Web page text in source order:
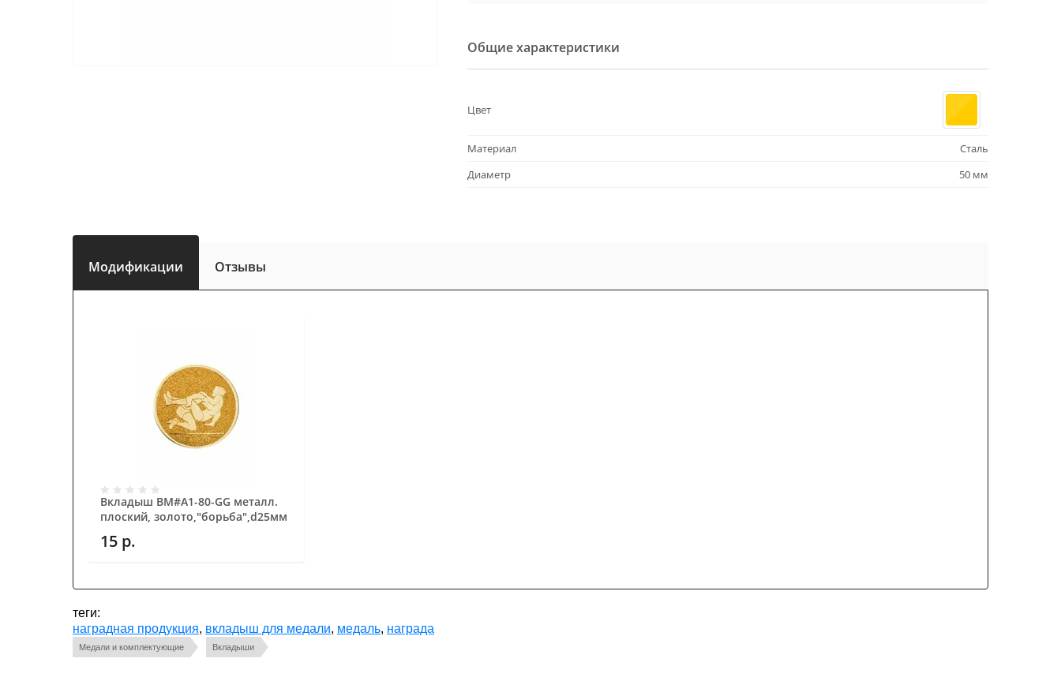
Общие характеристики
Цвет
Материал
Сталь
Диаметр
50 мм
Модификации Отзывы
Вкладыш BM#A1-80-GG металл.
плоский, золото,"борьба",d25мм
15 р.
теги:
наградная продукция, вкладыш для медали, медаль, награда
Медали и комплектующие Вкладыши